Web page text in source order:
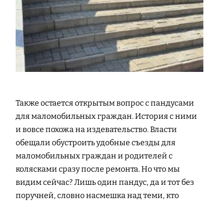
Также остается открытым вопрос с пандусами
для маломобильных граждан. История с ними
и вовсе похожа на издевательство. Власти
обещали обустроить удобные съезды для
маломобильных граждан и родителей с
колясками сразу после ремонта. Но что мы
видим сейчас? Лишь один пандус, да и тот без
поручней, словно насмешка над теми, кто